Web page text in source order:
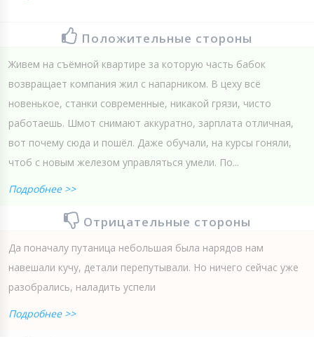
Положительные стороны
Живем на съёмной квартире за которую часть бабок
возвращает компания жил с напарником. В цеху всё
новенькое, станки современные, никакой грязи, чисто
работаешь. Шмот снимают аккуратно, зарплата отличная,
вот почему сюда и пошёл. Даже обучали, на курсы гоняли,
чтоб с новым железом управляться умели. По...
Подробнее >>
Отрицательные стороны
Да поначалу путаница небольшая была нарядов нам
навешали кучу, детали перепутывали. Но ничего сейчас уже
разобрались, наладить успели
Подробнее >>